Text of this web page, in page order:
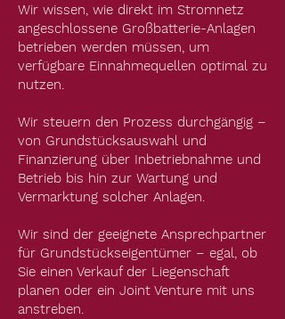
Wir wissen, wie direkt im Stromnetz
angeschlossene Großbatterie-Anlagen
betrieben werden müssen, um
verfügbare Einnahmequellen optimal zu
nutzen.
Wir steuern den Prozess durchgängig –
von Grundstücksauswahl und
Finanzierung über Inbetriebnahme und
Betrieb bis hin zur Wartung und
Vermarktung solcher Anlagen.
Wir sind der geeignete Ansprechpartner
für Grundstückseigentümer – egal, ob
Sie einen Verkauf der Liegenschaft
planen oder ein Joint Venture mit uns
anstreben.